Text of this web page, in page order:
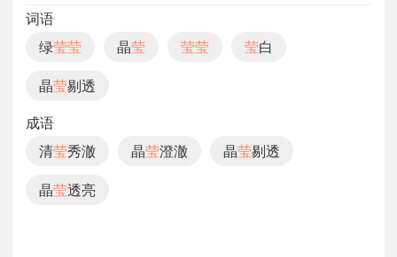
词语
绿莹莹 晶莹 莹莹 莹白
晶莹剔透
成语
清莹秀澈 晶莹澄澈 晶莹剔透
晶莹透亮